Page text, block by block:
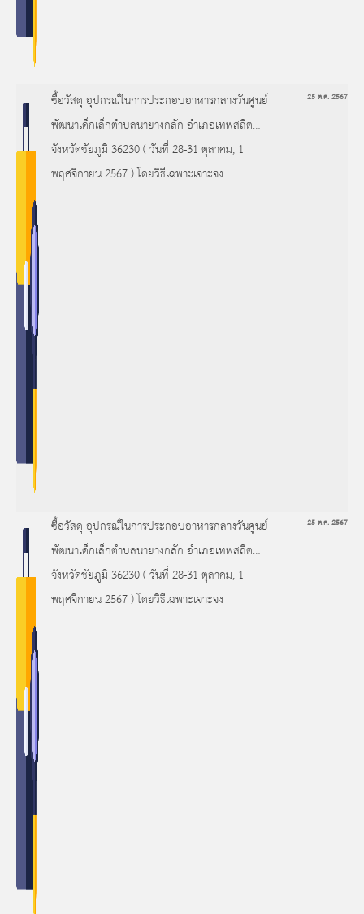
ซื้อวัสดุ อุปกรณ์ในการประกอบอาหารกลางวันศูนย์
พัฒนาเด็กเล็กตำบลนายางกลัก อำเภอเทพสถิต
จังหวัดชัยภูมิ 36230 ( วันที่ 28-31 ตุลาคม, 1
พฤศจิกายน 2567 ) โดยวิธีเฉพาะเจาะจง
25 ต.ค. 2567
ซื้อวัสดุ อุปกรณ์ในการประกอบอาหารกลางวันศูนย์
พัฒนาเด็กเล็กตำบลนายางกลัก อำเภอเทพสถิต
จังหวัดชัยภูมิ 36230 ( วันที่ 28-31 ตุลาคม, 1
พฤศจิกายน 2567 ) โดยวิธีเฉพาะเจาะจง
25 ต.ค. 2567